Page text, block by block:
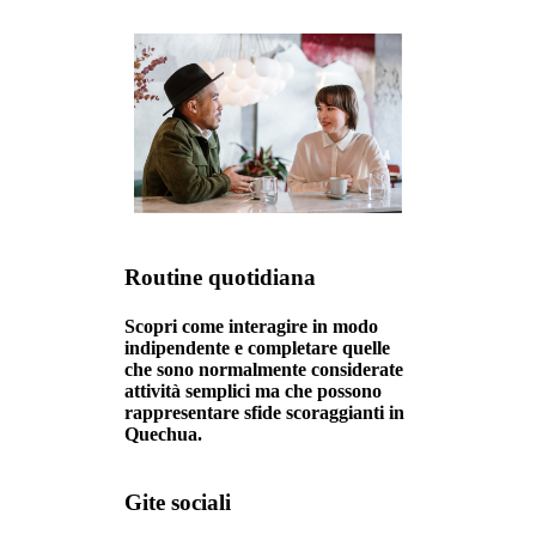
Routine quotidiana
Scopri come interagire in modo
indipendente e completare quelle
che sono normalmente considerate
attività semplici ma che possono
rappresentare sfide scoraggianti in
Quechua.
Gite sociali